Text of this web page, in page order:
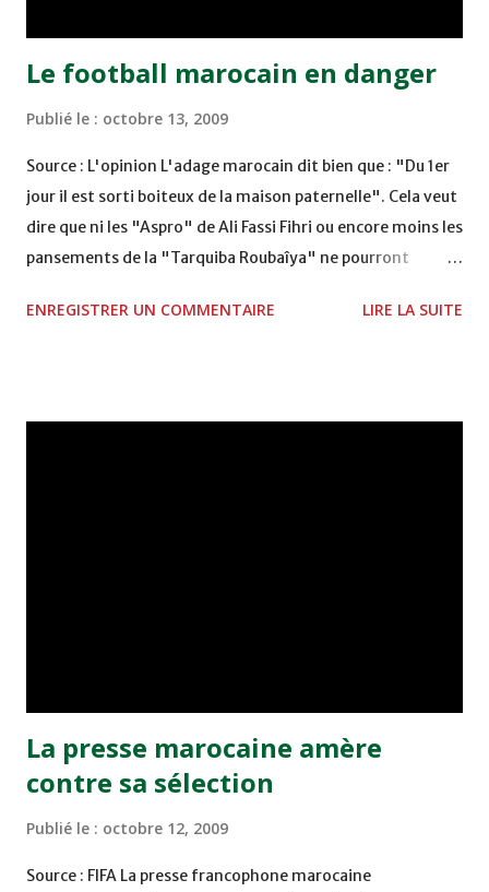
Le football marocain en danger
Publié le : octobre 13, 2009
Source : L'opinion L'adage marocain dit bien que : "Du 1er
jour il est sorti boiteux de la maison paternelle". Cela veut
dire que ni les "Aspro" de Ali Fassi Fihri ou encore moins les
pansements de la "Tarquiba Roubaîya" ne pourront
grippe H1N1. On ne va pas loin dans le rétroviseur pour voir
ENREGISTRER UN COMMENTAIRE LIRE LA SUITE
La presse marocaine amère
contre sa sélection
Publié le : octobre 12, 2009
Source : FIFA La presse francophone marocaine